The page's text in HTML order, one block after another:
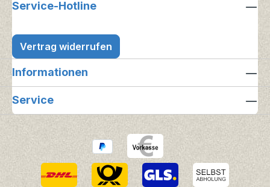
Service-Hotline
Vertrag widerrufen
Informationen
Service